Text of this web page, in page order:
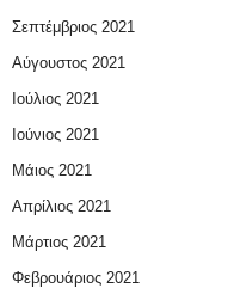
Σεπτέμβριος 2021
Αύγουστος 2021
Ιούλιος 2021
Ιούνιος 2021
Μάιος 2021
Απρίλιος 2021
Μάρτιος 2021
Φεβρουάριος 2021